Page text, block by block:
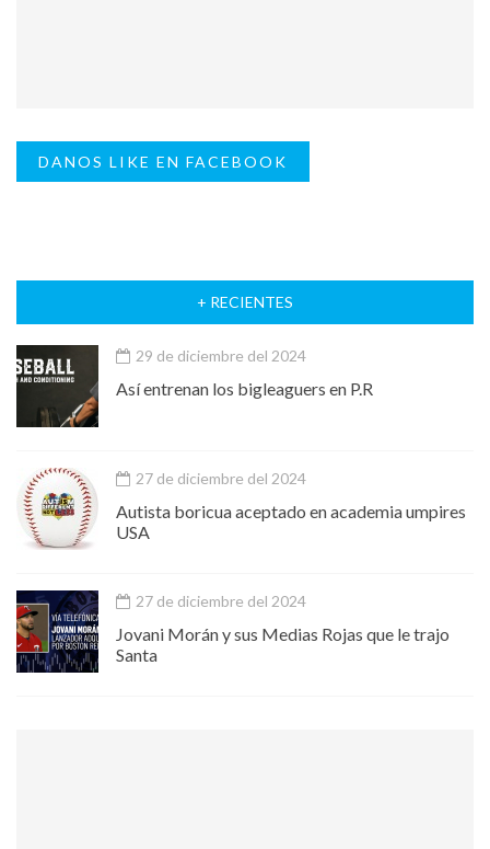
DANOS LIKE EN FACEBOOK
+ RECIENTES
29 de diciembre del 2024
Así entrenan los bigleaguers en P.R
27 de diciembre del 2024
Autista boricua aceptado en academia umpires
USA
27 de diciembre del 2024
Jovani Morán y sus Medias Rojas que le trajo
Santa